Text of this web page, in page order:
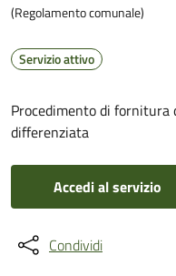
(Regolamento comunale)
Servizio attivo
Procedimento di
differenziata
Accedi al servizio
Condividi